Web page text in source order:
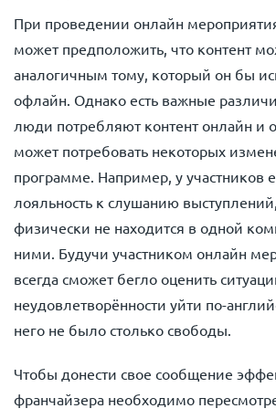
При проведении онлайн
может предположить, что контент
аналогичным тому, который он бы
офлайн. Однако есть важные
люди потребляют контент онлайн и
может потребовать некоторых
программе. Например, у участников
лояльность к слушанию
физически не находится в одной
ними. Будучи участником онлайн
всегда сможет бегло оценить
неудовлетворённости уйти по-
него не было столько свободы.
Чтобы донести свое сообщение
франчайзера необходимо